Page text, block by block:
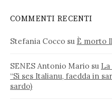
COMMENTI RECENTI
Stefania Cocco su È morto
SENES Antonio Mario su La
“Si ses Italianu, faedda in
sardo)